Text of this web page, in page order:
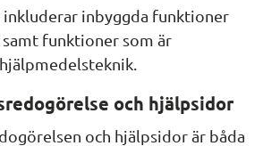
inkluderar inbyggda funktioner
funktioner som är
och hjälpsidor
och hjälpsidor är båda